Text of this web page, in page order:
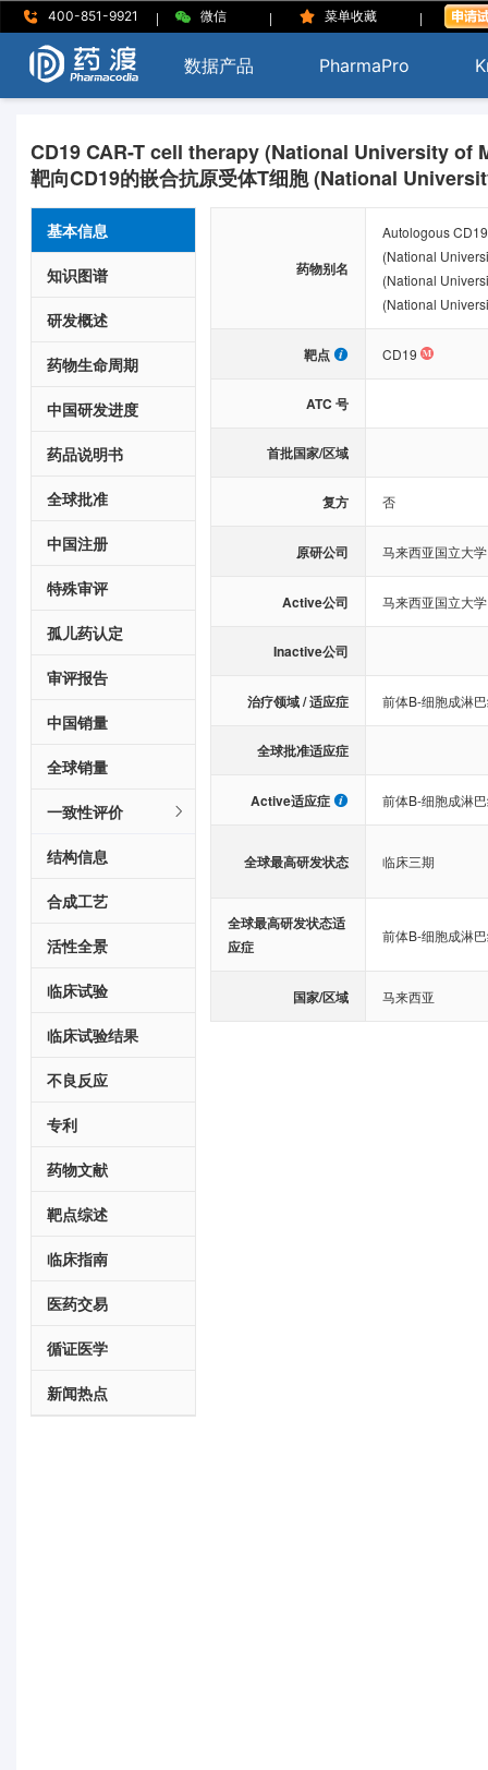
400-851-9921 | 微信 | 菜单收藏 |
数据产品 PharmaPro
CD19 CAR-T cell therapy (National University of
靶向CD19的嵌合抗原受体T细胞 (National
基本信息
知识图谱
研发概述
药物生命周期
中国研发进度
药品说明书
全球批准
中国注册
特殊审评
孤儿药认定
审评报告
中国销量
全球销量
一致性评价
结构信息
合成工艺
活性全景
临床试验
临床试验结果
不良反应
专利
药物文献
靶点综述
临床指南
医药交易
循证医学
新闻热点
药物别名
Autologous
(National
(National
(National
靶点 CD19
ATC 号
首批国家/区域
复方 否
原研公司 马来西亚国立大学
Active公司 马来西亚国立大学
Inactive公司
治疗领域 / 适应症 前体B-细胞成淋
全球批准适应症
Active适应症 前体B-细胞成淋
全球最高研发状态 临床三期
全球最高研发状态适
应症
前体B-细胞成淋
国家/区域 马来西亚